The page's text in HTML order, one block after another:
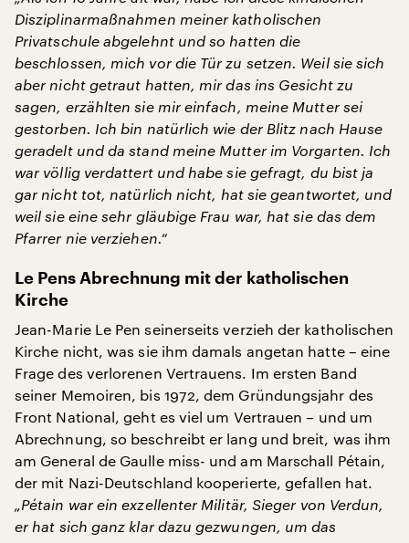
Disziplinarmaßnahmen meiner katholischen
Privatschule abgelehnt und so hatten die
beschlossen, mich vor die Tür zu setzen. Weil sie sich
aber nicht getraut hatten, mir das ins Gesicht zu
sagen, erzählten sie mir einfach, meine Mutter sei
gestorben. Ich bin natürlich wie der Blitz nach Hause
geradelt und da stand meine Mutter im Vorgarten. Ich
war völlig verdattert und habe sie gefragt, du bist ja
gar nicht tot, natürlich nicht, hat sie geantwortet, und
weil sie eine sehr gläubige Frau war, hat sie das dem
Pfarrer nie verziehen.“
Le Pens Abrechnung mit der katholischen
Kirche
Jean-Marie Le Pen seinerseits verzieh der katholischen
Kirche nicht, was sie ihm damals angetan hatte – eine
Frage des verlorenen Vertrauens. Im ersten Band
seiner Memoiren, bis 1972, dem Gründungsjahr des
Front National, geht es viel um Vertrauen – und um
Abrechnung, so beschreibt er lang und breit, was ihm
am General de Gaulle miss- und am Marschall Pétain,
der mit Nazi-Deutschland kooperierte, gefallen hat.
„Pétain war ein exzellenter Militär, Sieger von Verdun,
er hat sich ganz klar dazu gezwungen, um das